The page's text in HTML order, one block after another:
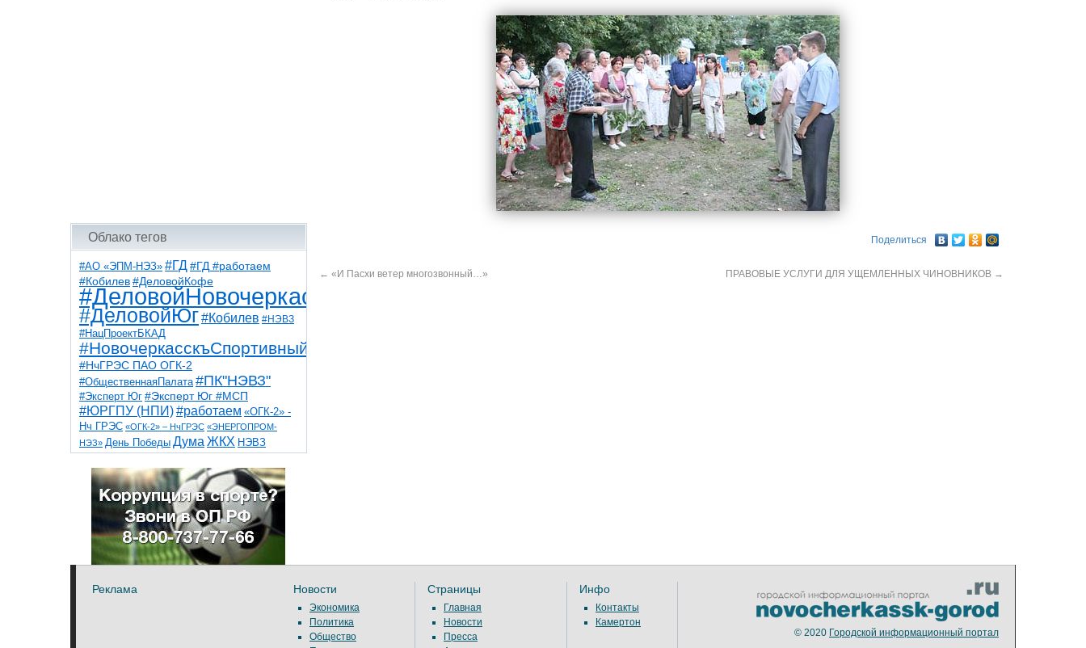
Облако тегов
#АО «ЭПМ-НЭЗ» #ГД #ГД #работаем
#Кобилев #ДеловойКофе
#ДеловойНовочеркасск
#ДеловойЮг#Кобилев #НЭВЗ
#НацПроектБКАД
#НовочеркасскъСпортивный
#НчГРЭС ПАО ОГК-2
#ОбщественнаяПалата #ПК"НЭВЗ"
#Эксперт Юг #Эксперт Юг #МСП
#ЮРГПУ (НПИ)#работаем «ОГК-2» -
Нч ГРЭС «ОГК-2» – НчГРЭС «ЭНЕРГОПРОМ-
НЭЗ» День Победы Дума ЖКХ НЭВЗ
НчГРЭС ТНТ
благоустройствоветераны выборы
детидороги казаки коррупция космос
общественная палата парк пожар роща
спорт театр транспорт художники
Поделиться
← «И Пасхи ветер многозвонный…» ПРАВОВЫЕ УСЛУГИ ДЛЯ УЩЕМЛЕННЫХ ЧИНОВНИКОВ →
Реклама Новости
Экономика
Политика
Общество
Страницы
Главная
Новости
Пресса
Инфо
Контакты
Камертон
© 2020 Городской информационный портал